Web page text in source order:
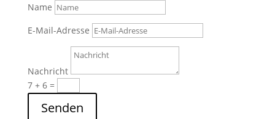
Name
E-Mail-Adresse
Nachricht
7 + 6=
Senden